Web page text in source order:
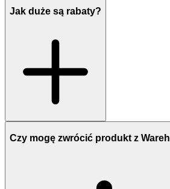
Jak duże są rabaty?
Czy mogę zwrócić produkt z